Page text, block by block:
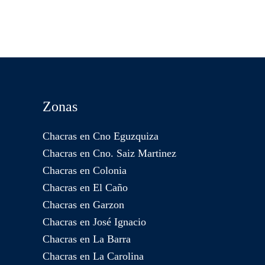
Zonas
Chacras en Cno Eguzquiza
Chacras en Cno. Saiz Martinez
Chacras en Colonia
Chacras en El Caño
Chacras en Garzon
Chacras en José Ignacio
Chacras en La Barra
Chacras en La Carolina